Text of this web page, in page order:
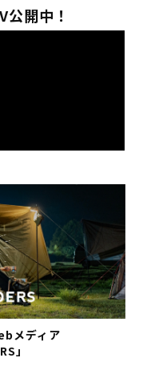
開中！
メディア
」